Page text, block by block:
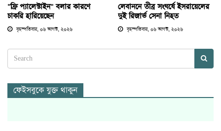
"ফ্রি প্যালেস্টাইন" বলার কারণে
চাকরি হারিয়েছেন
বৃহস্পতিবার, ০৬ আগস্ট, ২০২৬
লেবাননে তীব্র সংঘর্ষে ইসরায়েলের
দুই রিজার্ভ সেনা নিহত
বৃহস্পতিবার, ০৬ আগস্ট, ২০২৬
ফেইসবুকে যুক্ত থাকুন